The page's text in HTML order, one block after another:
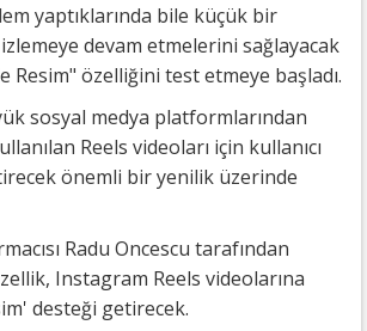
yaptıklarında bile küçük bir
devam etmelerini sağlayacak
Resim" özelliğini test etmeye başladı.
sosyal medya platformlarından
Reels videoları için kullanıcı
önemli bir yenilik üzerinde
Radu Oncescu tarafından
Instagram Reels videolarına
desteği getirecek.